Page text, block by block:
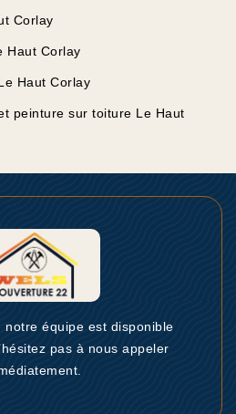
Corlay
Haut Corlay
Haut Corlay
peinture sur toiture Le Haut
notre équipe est disponible
pas à nous appeler